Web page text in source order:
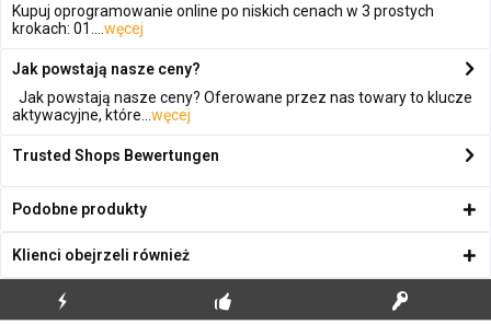
Kupuj oprogramowanie online po niskich cenach w 3 prostych
krokach: 01.... węcej
Jak powstają nasze ceny?
Jak powstają nasze ceny? Oferowane przez nas towary to klucze
aktywacyjne, które... węcej
Trusted Shops Bewertungen
Podobne produkty
Klienci obejrzeli również